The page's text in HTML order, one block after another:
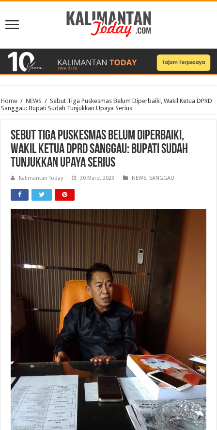
Home / NEWS / Sebut Tiga Puskesmas Belum Diperbaiki, Wakil Ketua DPRD
Sanggau: Bupati Sudah Tunjukkan Upaya Serius
Sebut Tiga Puskesmas Belum Diperbaiki,
Wakil Ketua DPRD Sanggau: Bupati Sudah
Tunjukkan Upaya Serius
Kalimantan Today 30 Maret 2023 NEWS, SANGGAU